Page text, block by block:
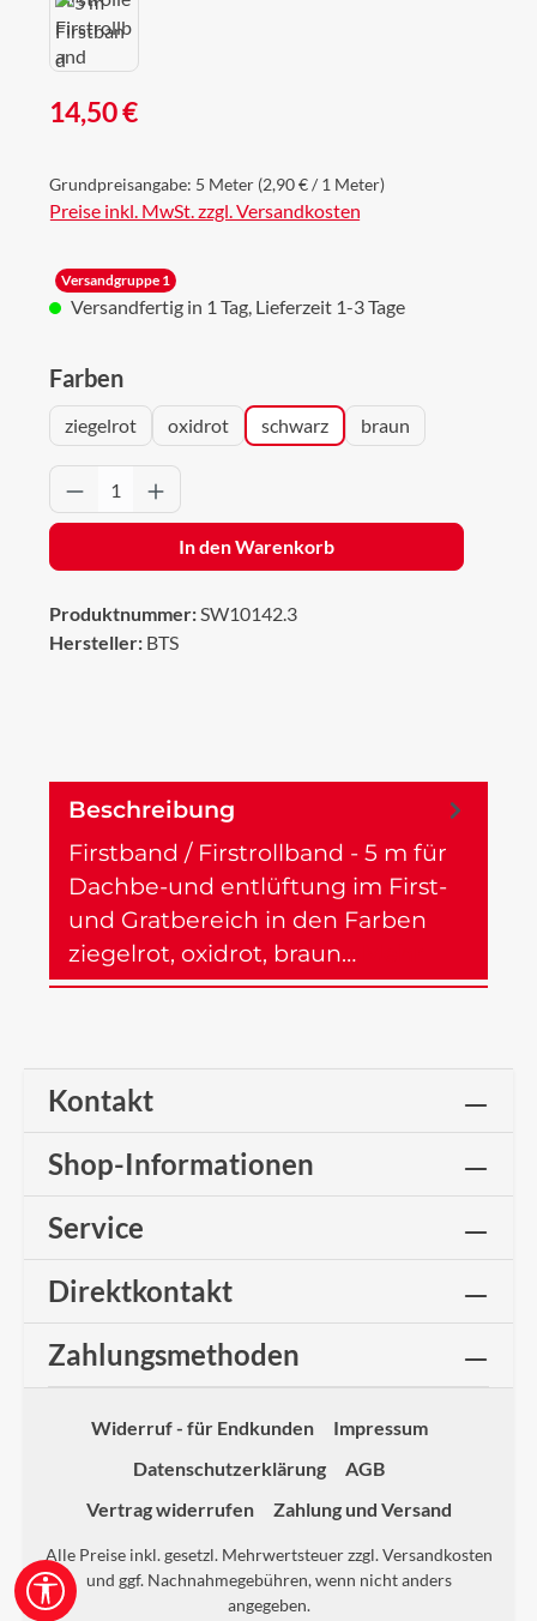
Regulärer Preis:
14,50 €
Grundpreisangabe: 5 Meter (2,90 € / 1 Meter)
Preise inkl. MwSt. zzgl. Versandkosten
Versandgruppe 1
Versandfertig in 1 Tag, Lieferzeit 1-3 Tage
Farbenauswählen
ziegelrot oxidrot schwarz braun
Produkt Anzahl: Gib den gewünschten
In den Warenkorb
Produktnummer:SW10142.3
Hersteller: BTS
Beschreibung
Firstband / Firstrollband - 5 m für
Dachbe-und entlüftung im First-
und Gratbereich in den Farben
ziegelrot, oxidrot, braun…
Kontakt
Shop-Informationen
Service
Direktkontakt
Zahlungsmethoden
Widerruf - für Endkunden
Impressum
Datenschutzerklärung
AGB
Vertrag widerrufen
Zahlung und Versand
Alle Preise inkl. gesetzl. Mehrwertsteuer zzgl.Versandkosten
und ggf. Nachnahmegebühren, wenn nicht anders
angegeben.
Werkzeugleiste anzeigen